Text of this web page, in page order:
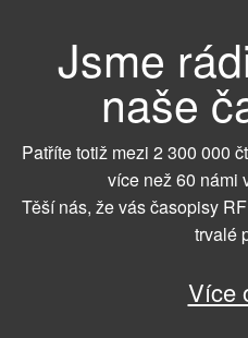
Jsme
naše
Patříte totiž mezi 2 300 000
více než 60 námi
Těší nás, že vás časopisy
trvalé
Více